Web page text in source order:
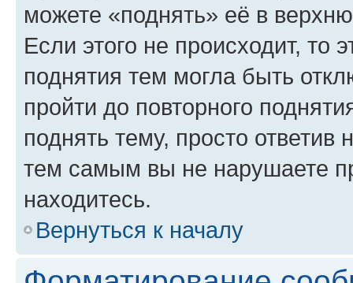
можете «поднять» её в
Если этого не происходит, то
поднятия тем могла быть
пройти до повторного
поднять тему, просто ответив
тем самым вы не нарушаете
находитесь.
Вернуться к началу